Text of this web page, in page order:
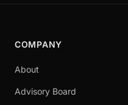
COMPANY
About
Advisory Board